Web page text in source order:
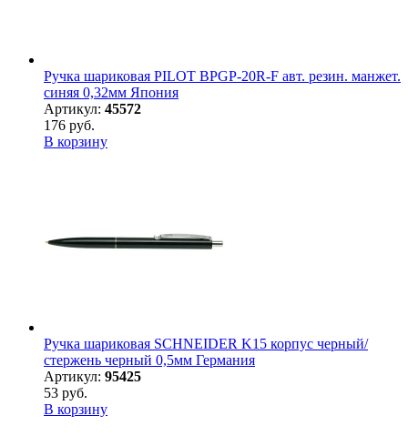
Ручка шариковая PILOT BPGP-20R-F авт. резин. манжет.
синяя 0,32мм Япония
Артикул: 45572
176 руб.
В корзину
Ручка шариковая SCHNEIDER K15 корпус черный/
стержень черный 0,5мм Германия
Артикул: 95425
53 руб.
В корзину